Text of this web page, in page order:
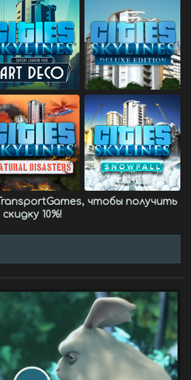
TransportGames, чтобы получить
скидку 10%!